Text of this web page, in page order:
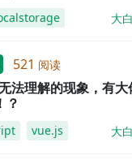
大
521 阅读
法理解的现象，有
？
vue.js 大